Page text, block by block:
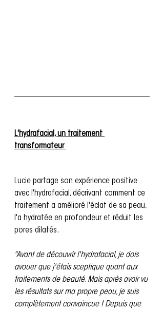
L'hydrafacial, un traitement
transformateur
Lucie partage son expérience positive
avec l'hydrafacial, décrivant comment ce
traitement a amélioré l'éclat de sa peau,
l'a hydratée en profondeur et réduit les
pores dilatés.
"Avant de découvrir l'hydrafacial, je dois
avouer que j'étais sceptique quant aux
traitements de beauté. Mais après avoir vu
les résultats sur ma propre peau, je suis
complètement convaincue ! Depuis que